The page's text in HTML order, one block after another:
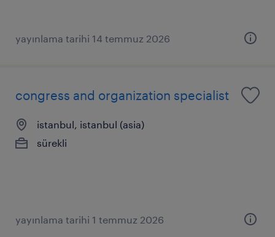
yayınlama tarihi 14 temmuz 2026
congress and organization specialist
istanbul, istanbul (asia)
sürekli
yayınlama tarihi 1 temmuz 2026